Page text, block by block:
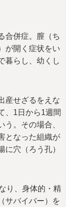
合併症。膣（ち
が開く症状をい
暮らし、幼くし
産せざるをえな
、1日から1週間
う。その場合、
となった組織が
に穴（ろう孔）
り、身体的・精
サバイバー）を